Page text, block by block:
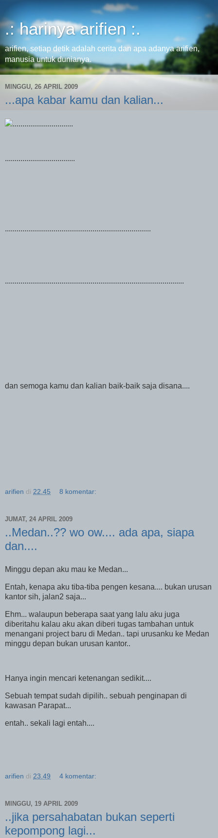
.: harinya arifien :.
arifien, setiap detik adalah cerita dan apa adanya arifien,
manusia untuk dunianya.
MINGGU, 26 APRIL 2009
...apa kabar kamu dan kalian...
...............................
....................................
...........................................................................
............................................................................................
dan semoga kamu dan kalian baik-baik saja disana....
arifien di 22.45 8 komentar:
JUMAT, 24 APRIL 2009
..Medan..?? wo ow.... ada apa, siapa
dan....
Minggu depan aku mau ke Medan...
Entah, kenapa aku tiba-tiba pengen kesana.... bukan urusan
kantor sih, jalan2 saja...
Ehm... walaupun beberapa saat yang lalu aku juga
diberitahu kalau aku akan diberi tugas tambahan untuk
menangani project baru di Medan.. tapi urusanku ke Medan
minggu depan bukan urusan kantor..
Hanya ingin mencari ketenangan sedikit....
Sebuah tempat sudah dipilih.. sebuah penginapan di
kawasan Parapat...
entah.. sekali lagi entah....
arifien di 23.49 4 komentar:
MINGGU, 19 APRIL 2009
..jika persahabatan bukan seperti
kepompong lagi...